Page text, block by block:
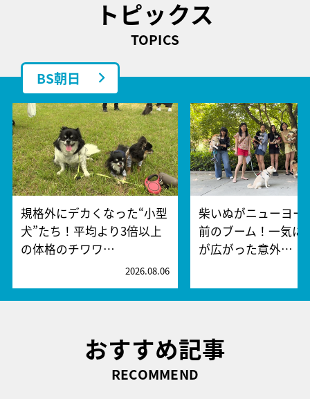
トピックス
TOPICS
BS朝日
規格外にデカくなった“小型
犬”たち！平均より3倍以上
の体格のチワワ…
2026.08.06
柴いぬがニューヨー
前のブーム！一気に
が広がった意外…
おすすめ記事
RECOMMEND